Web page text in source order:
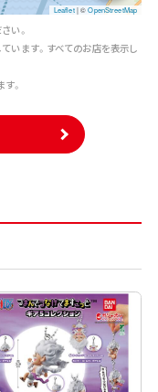
Leaflet |©OpenStreetMap
い。
います。すべてのお店を表示し
。